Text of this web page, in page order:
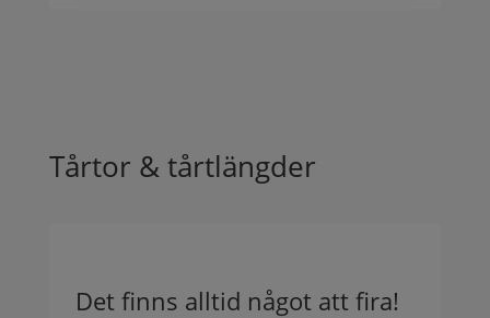
Tårtor & tårtlängder
Det finns alltid något att fira!